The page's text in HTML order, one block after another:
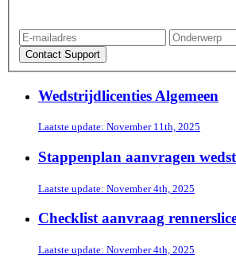
Wedstrijdlicenties Algemeen
Laatste update: November 11th, 2025
Stappenplan aanvragen
Laatste update: November 4th, 2025
Checklist aanvraag
Laatste update: November 4th, 2025